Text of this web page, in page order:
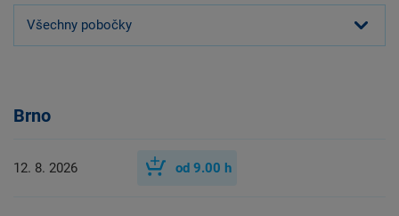
Všechny pobočky
Brno
12. 8. 2026 od 9.00 h